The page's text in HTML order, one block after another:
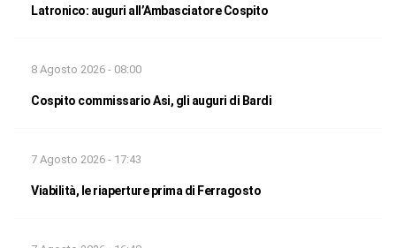
Latronico: auguri all’Ambasciatore Cospito
8 Agosto 2026 - 08:00
Cospito commissario Asi, gli auguri di Bardi
7 Agosto 2026 - 17:43
Viabilità, le riaperture prima di Ferragosto